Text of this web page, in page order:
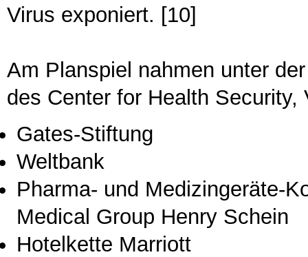
Virus exponiert. [10]
Am Planspiel nahmen unter
des Center for Health
Gates-Stiftung
Weltbank
Pharma- und Medizingeräte-
Medical Group Henry Schein
Hotelkette Marriott